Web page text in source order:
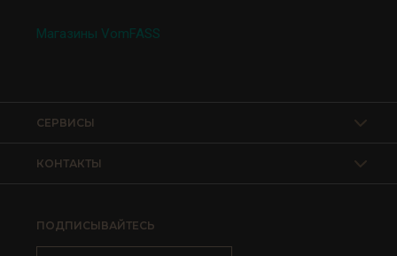
Магазины VomFASS
КОНТАКТЫ
СЕРВИСЫ
ПОДПИСЫВАЙТЕСЬ